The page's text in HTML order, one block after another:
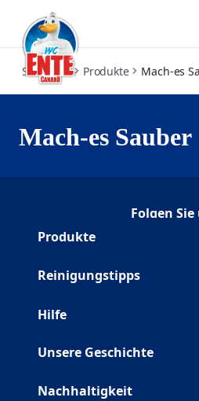
Startseite Produkte Mach-es
Mach-es Sauber
Folgen Sie
Produkte
Reinigungstipps
Hilfe
Unsere Geschichte
Nachhaltigkeit